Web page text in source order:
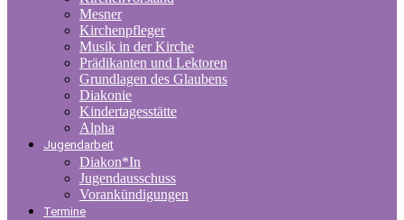
Mesner
Kirchenpfleger
Musik in der Kirche
Prädikanten und Lektoren
Grundlagen des Glaubens
Diakonie
Kindertagesstätte
Alpha
Jugendarbeit
Diakon*In
Jugendausschuss
Vorankündigungen
Termine